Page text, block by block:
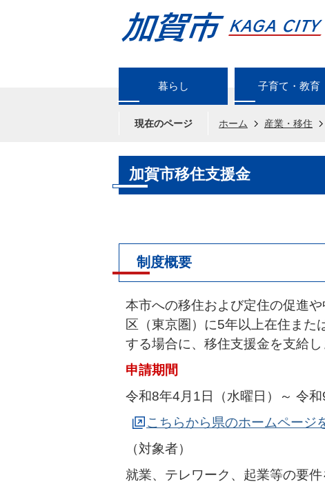
暮らし 子育て・教育
現在のページ ホーム 産業・移住
加賀市移住支援金
制度概要
本市への移住および定住の促進
区（東京圏）に5年以上在住また
する場合に、移住支援金を支給し
申請期間
令和8年4月1日（水曜日）～ 令和
こちらから県のホームページ
（対象者）
就業、テレワーク、起業等の要件